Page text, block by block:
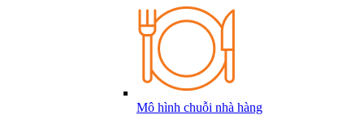
Mô hình chuỗi nhà hàng